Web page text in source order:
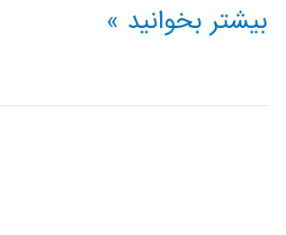
فیلم
simElectronics
بیشتر بخوانید »